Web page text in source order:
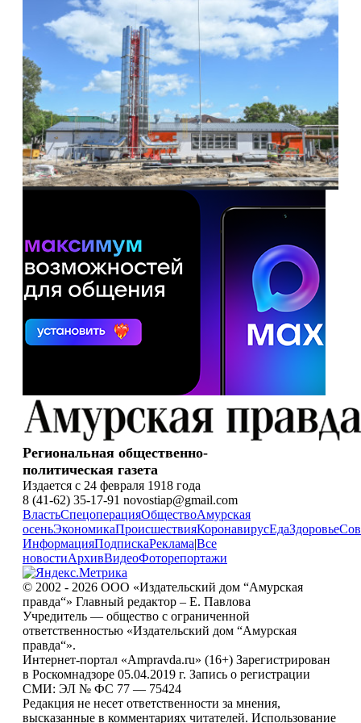
Региональная общественно-
политическая газета
Издается с 24 февраля 1918 года
8 (41-62) 35-17-91 novostiap@gmail.com
ВластьСпецоперацияОбществоАмурская
осеньЭкономикаПроисшествияКоронавирусЕдаЗдоровье
ИнформацияПодпискаРеклама|Все
новостиАрхивВидеоФоторепортажи
© 2002 - 2026 ООО «Издательский дом “Амурская
правда“» Главный редактор – Е. Павлова
Учредитель — общество с ограниченной
ответственностью «Издательский дом “Амурская
правда“».
Интернет-портал «Ampravda.ru» (16+) Зарегистрирован
в Роскомнадзоре 05.04.2019 г. Запись о регистрации
СМИ: ЭЛ № ФС 77 — 75424
Редакция не несет ответственности за мнения,
высказанные в комментариях читателей. Использование